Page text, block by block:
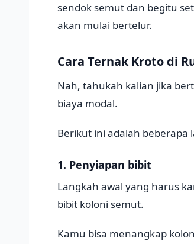
sendok semut dan begitu
akan mulai bertelur.
Cara Ternak Kroto di
Nah, tahukah kalian jika
biaya modal.
Berikut ini adalah beberapa
1. Penyiapan bibit
Langkah awal yang harus
bibit koloni semut.
Kamu bisa menangkap